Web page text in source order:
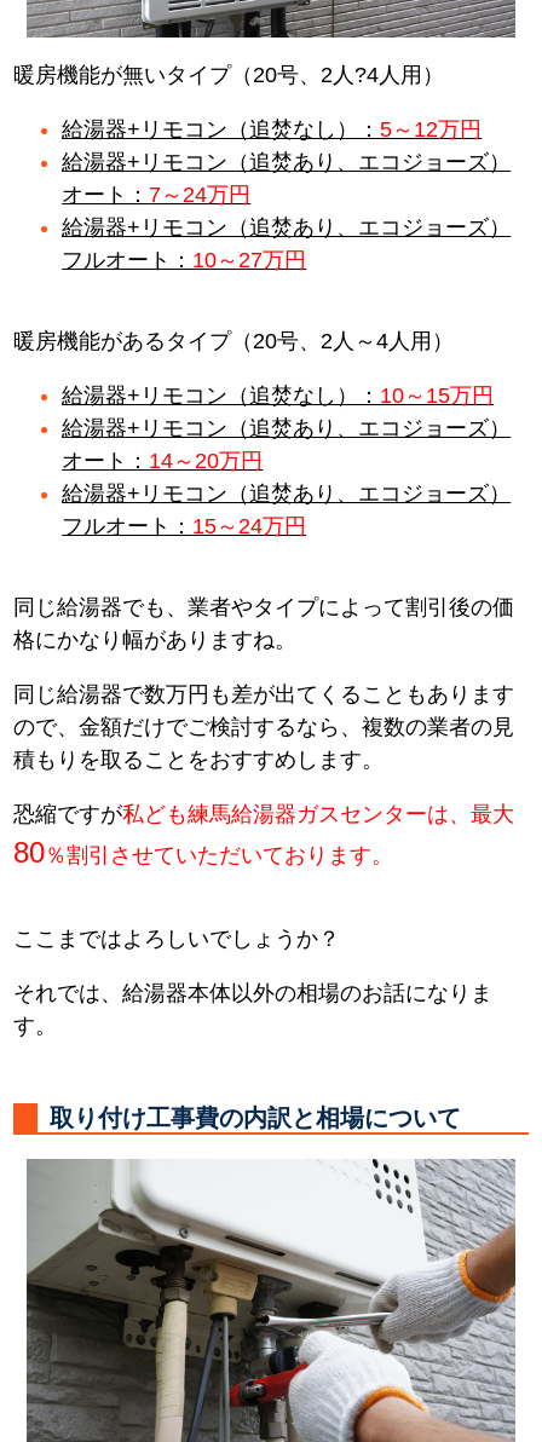
暖房機能が無いタイプ（20号、2人?4人用）
給湯器+リモコン（追焚なし）：5～12万円
給湯器+リモコン（追焚あり、エコジョーズ）
オート： 7～24万円
給湯器+リモコン（追焚あり、エコジョーズ）
フルオート： 10～27万円
暖房機能があるタイプ（20号、2人～4人用）
給湯器+リモコン（追焚なし）： 10～15万円
給湯器+リモコン（追焚あり、エコジョーズ）
オート： 14～20万円
給湯器+リモコン（追焚あり、エコジョーズ）
フルオート： 15～24万円
同じ給湯器でも、業者やタイプによって割引後の価
格にかなり幅がありますね。
同じ給湯器で数万円も差が出てくることもあります
ので、金額だけでご検討するなら、複数の業者の見
積もりを取ることをおすすめします。
恐縮ですが私ども練馬給湯器ガスセンターは、最大
80％割引させていただいております。
ここまではよろしいでしょうか？
それでは、給湯器本体以外の相場のお話になりま
す。
取り付け工事費の内訳と相場について